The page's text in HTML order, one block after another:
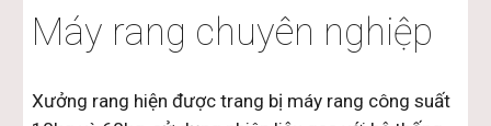
Máy rang chuyên nghiệp
Xưởng rang hiện được trang bị máy rang công suất